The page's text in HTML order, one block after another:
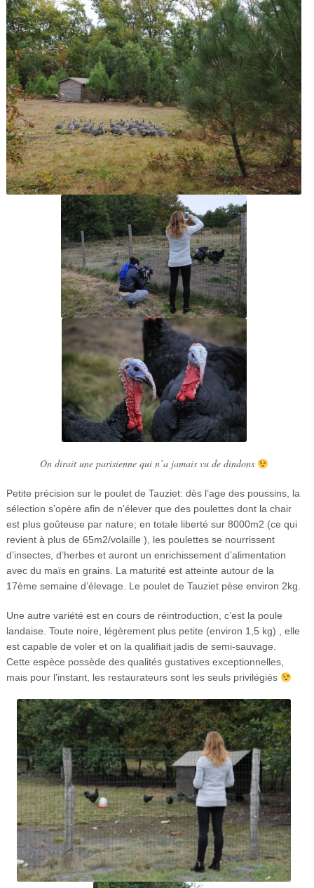
On dirait une parisienne qui n’a jamais vu de dindons
Petite précision sur le poulet de Tauziet: dès l’age des poussins, la
sélection s’opère afin de n’élever que des poulettes dont la chair
est plus goûteuse par nature; en totale liberté sur 8000m2 (ce qui
revient à plus de 65m2/volaille ), les poulettes se nourrissent
d’insectes, d’herbes et auront un enrichissement d’alimentation
avec du maïs en grains. La maturité est atteinte autour de la
17ème semaine d’élevage. Le poulet de Tauziet pèse environ 2kg.
Une autre variété est en cours de réintroduction, c’est la poule
landaise. Toute noire, légèrement plus petite (environ 1,5 kg) , elle
est capable de voler et on la qualifiait jadis de semi-sauvage.
Cette espèce possède des qualités gustatives exceptionnelles,
mais pour l’instant, les restaurateurs sont les seuls privilégiés